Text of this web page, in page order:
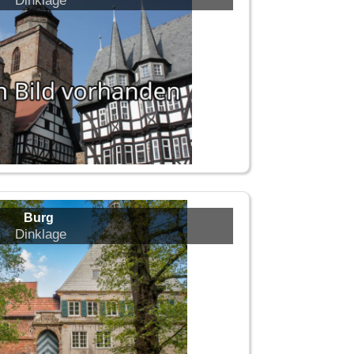
Burg
Dinklage